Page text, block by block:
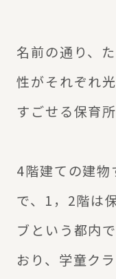
名前の通り、
性がそれぞれ
すごせる保育
4階建ての建物
で、1，2階は
ブという都内
おり、学童ク